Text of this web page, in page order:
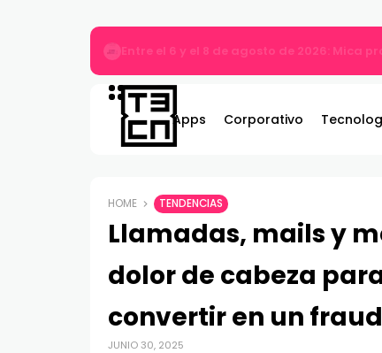
MARVEL Tōkon: Fighting Souls ya está
Apps Corporativo
HOME TENDENCIAS
Llamadas, mails y
dolor de cabeza
convertir en un
JUNIO 30, 2025